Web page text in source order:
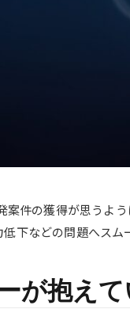
案件の獲得が思うよ
下などの問題へスム
が抱え